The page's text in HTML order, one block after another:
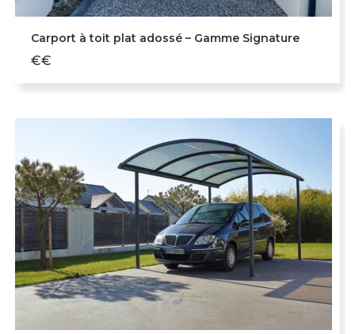
Carport à toit plat adossé – Gamme Signature
€€